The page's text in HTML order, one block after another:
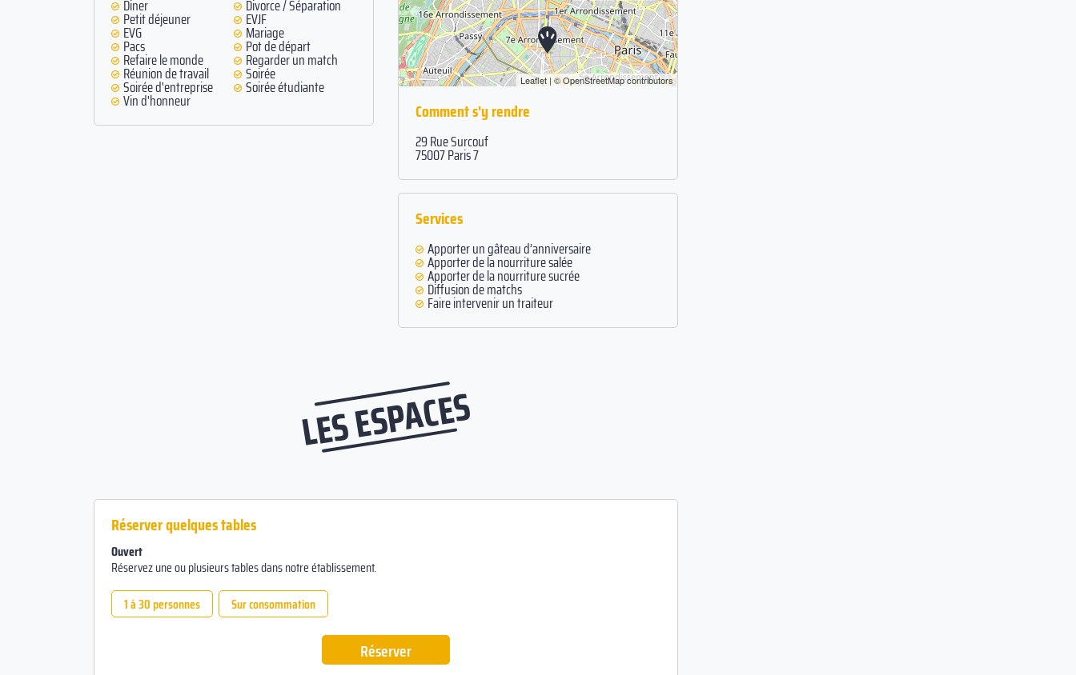
Diner Divorce / Séparation
Petit déjeuner EVJF
EVG Mariage
Pacs Pot de départ
Refaire le monde Regarder un match
Réunion de travail Soirée
Soirée d'entreprise Soirée étudiante
Vin d'honneur
Leaflet| ©OpenStreetMapcontributors
Comment s'y rendre
29 Rue Surcouf
75007 Paris 7
Services
Apporter un gâteau d’anniversaire
Apporter de la nourriture salée
Apporter de la nourriture sucrée
Diffusion de matchs
Faire intervenir un traiteur
LES ESPACES
Réserver quelques tables
Ouvert
Réservez une ou plusieurs tables dans notre établissement.
1 à 30 personnes
Sur consommation
Réserver